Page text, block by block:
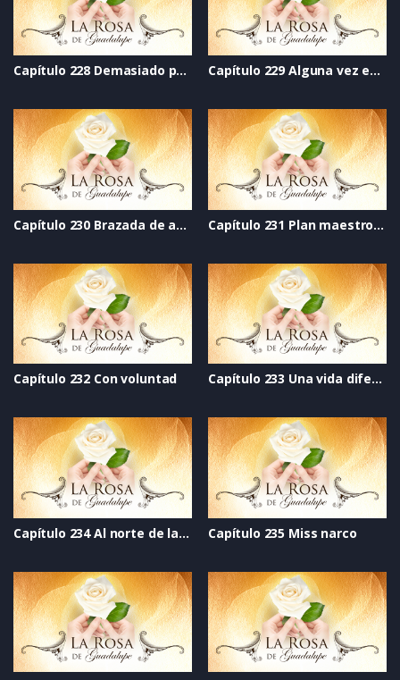
Capítulo 228 Demasiado pronto Capítulo 229 Alguna vez estaremos en las estrellas
Capítulo 230 Brazada de amor Capítulo 231 Plan maestro para hijos en vacaciones
Capítulo 232 Con voluntad Capítulo 233 Una vida diferente
Capítulo 234 Al norte de la esperanza Capítulo 235 Miss narco